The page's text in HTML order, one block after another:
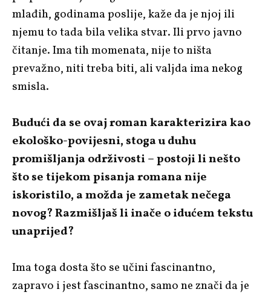
mlađih, godinama poslije, kaže da je njoj ili
njemu to tada bila velika stvar. Ili prvo javno
čitanje. Ima tih momenata, nije to ništa
prevažno, niti treba biti, ali valjda ima nekog
smisla.
Budući da se ovaj roman karakterizira kao
ekološko-povijesni, stoga u duhu
promišljanja održivosti – postoji li nešto
što se tijekom pisanja romana nije
iskoristilo, a možda je zametak nečega
novog? Razmišljaš li inače o idućem tekstu
unaprijed?
Ima toga dosta što se učini fascinantno,
zapravo i jest fascinantno, samo ne znači da je